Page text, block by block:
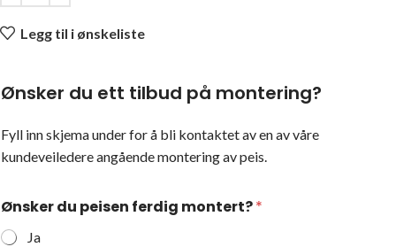
Legg til i ønskeliste
Ønsker du ett tilbud på montering?
Fyll inn skjema under for å bli kontaktet av en av våre
kundeveiledere angående montering av peis.
Ønsker du peisen ferdig montert?*
Ja